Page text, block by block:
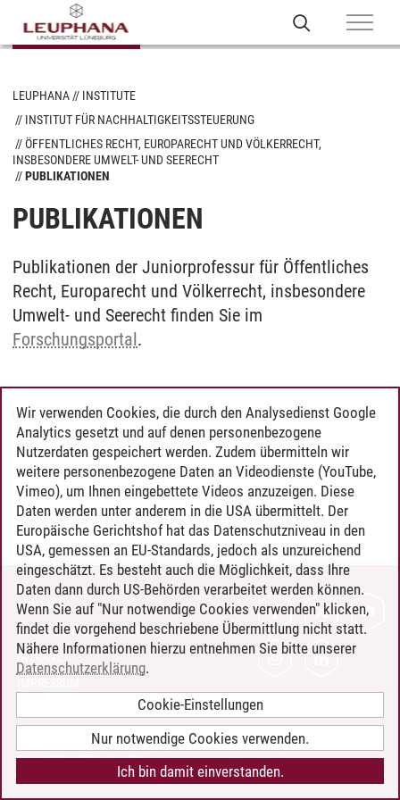
LEUPHANA
INSTITUTE
INSTITUT FÜR NACHHALTIGKEITSSTEUERUNG
ÖFFENTLICHES RECHT, EUROPARECHT UND VÖLKERRECHT,
INSBESONDERE UMWELT- UND SEERECHT
PUBLIKATIONEN
PUBLIKATIONEN
Publikationen der Juniorprofessur für Öffentliches
Recht, Europarecht und Völkerrecht, insbesondere
Umwelt- und Seerecht finden Sie im
Forschungsportal.
Ulrike Steffens/30.04.2026
KONTAKT
LEUPHANA ALS ARBEITGEBER
INTRANET
BARRIEREFREIHEIT
COOKIE-EINSTELLUNGEN
Wir verwenden Cookies, die durch den Analysedienst Google
Analytics gesetzt und auf denen personenbezogene
Nutzerdaten gespeichert werden. Zudem übermitteln wir
weitere personenbezogene Daten an Videodienste (YouTube,
Vimeo), um Ihnen eingebettete Videos anzuzeigen. Diese
Daten werden unter anderem in die USA übermittelt. Der
Europäische Gerichtshof hat das Datenschutzniveau in den
USA, gemessen an EU-Standards, jedoch als unzureichend
eingeschätzt. Es besteht auch die Möglichkeit, dass Ihre
Daten dann durch US-Behörden verarbeitet werden können.
Wenn Sie auf "Nur notwendige Cookies verwenden" klicken,
findet die vorgehend beschriebene Übermittlung nicht statt.
Nähere Informationen hierzu entnehmen Sie bitte unserer
Datenschutzerklärung.
Cookie-Einstellungen
Nur notwendige Cookies verwenden.
Ich bin damit einverstanden.